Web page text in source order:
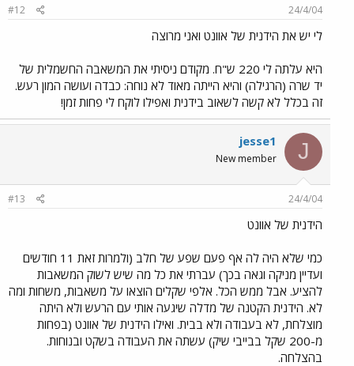
24/4/04
#12
לי יש את הידנית של אוונט ואני מרוצה
היא עלתה לי 220 ש"ח. מקודם ניסיתי את המשאבה החשמלית של
יד שרה (הרגילה) והיא הייתה מאוד לא נוחה: כבדה ועושה המון רעש.
זה בכלל לא קשה לשאוב בידנית ואפילו לוקח לי פחות זמן!
J
jesse1
New member
24/4/04
#13
הידנית של אוונט
כמי שלא היה לה אף פעם שפע של חלב (ולמרות זאת 11 חודשים
ועדיין מניקה וגאה בכך) עברתי את כל מה שיש לשוק המשאבות
להציע. אבל ממש הכל. אלפי שקלים הוצאו על משאבות, משחות ומה
לא. הידנית הקטנה של מדלה שיגעה אותי עם הרעש ולא היתה
מוצלחת, לא בעבודה ולא בבית. ואילו הידנית של אוונט (בפחות
מ-200 שקל בבייבי שיק) עשתה את העבודה בשקט ובנוחות.
בהצלחה.